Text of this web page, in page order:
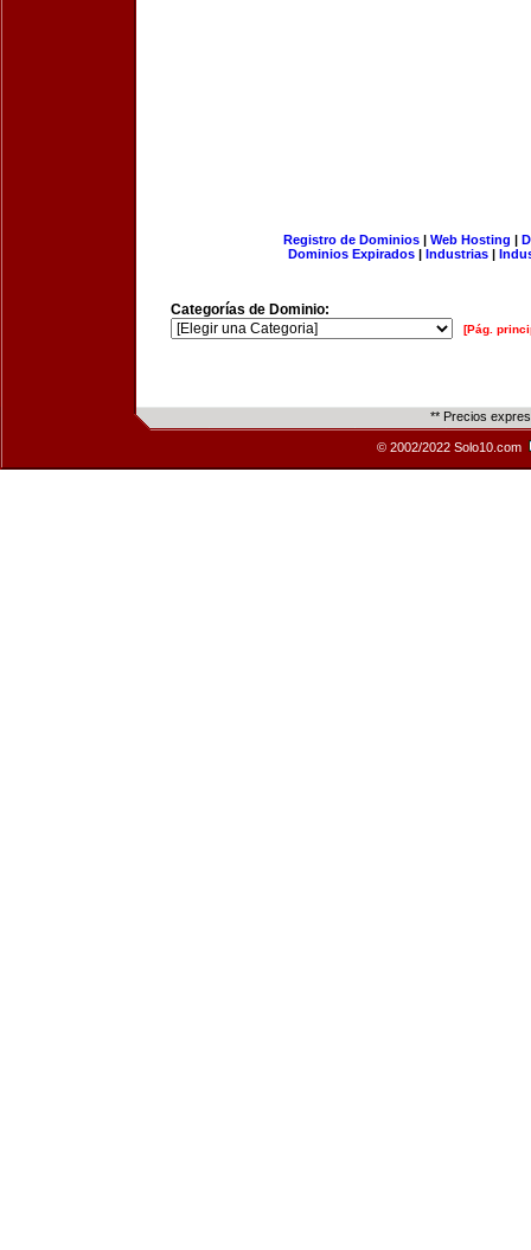
Registro de Dominios| Web Hosting |
Dominios Expirados | Industrias |
Categorías de Dominio:
[Pág.
** Precios
© 2002/2022 Solo10.com